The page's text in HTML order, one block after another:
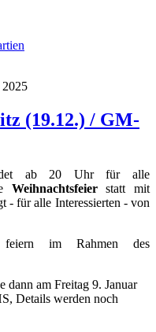
(19.12.) / GM-
ab 20 Uhr für alle
Weihnachtsfeierstatt mit
- für alle Interessierten - von
im Rahmen des
dann am Freitag 9. Januar
Details werden noch